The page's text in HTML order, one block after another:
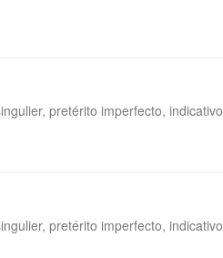
pretérito imperfecto, indicativo
pretérito imperfecto, indicativo